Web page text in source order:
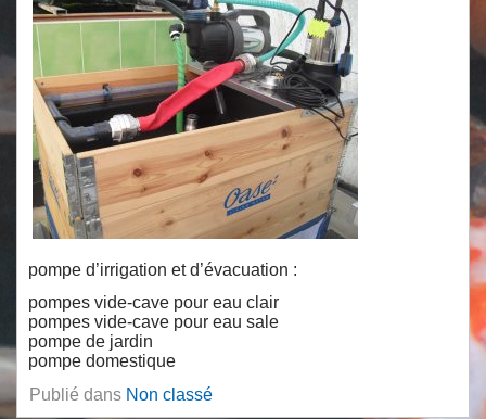
pompe d’irrigation et d’évacuation :
pompes vide-cave pour eau clair
pompes vide-cave pour eau sale
pompe de jardin
pompe domestique
Publié dans Non classé